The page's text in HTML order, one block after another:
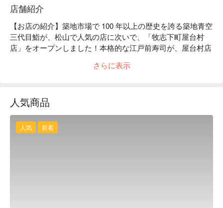
店舗紹介
【お店の紹介】築地市場で 100 年以上の歴史を誇る築地青空
三代目鮨が、松山で人気の店に次いで、「牧志下町屋台村
店」をオープンしました！本格的な江戸前寿司が、屋台村店
た酒盃をもちいるなど沖縄工芸にも造詣が深いです。
ラ、極上素材がてんこ盛りです！
イラブチャー、ヒメシャコ貝：沖縄ならではの魚を江戸前寿
司でご堪能ください。
【ロケーション】牧志公設市場に近く、国際通り観光にも便
さらに表示
人気商品
人気 新着